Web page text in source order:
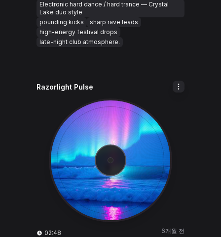
Electronic hard dance / hard trance — Crystal
Lake duo style
pounding kicks
sharp rave leads
high-energy festival drops
late-night club atmosphere.
Razorlight Pulse
02:48 6개월 전